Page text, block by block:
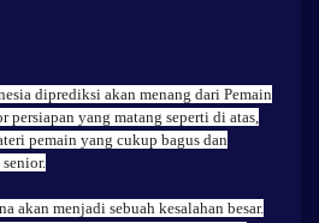
diprediksi akan menang dari Pemain
persiapan yang matang seperti di atas,
pemain yang cukup bagus dan
akan menjadi sebuah kesalahan besar.